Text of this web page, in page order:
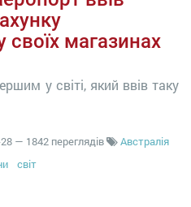
магазинах
у світі, який ввів таку
— 1842 переглядів
Австралія
світ